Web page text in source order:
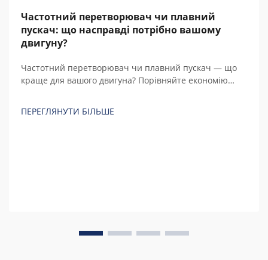
Частотний перетворювач чи плавний
пускач: що насправді потрібно вашому
двигуну?
Частотний перетворювач чи плавний пускач — що
краще для вашого двигуна? Порівняйте економію
розрахунками перед покупкою.
ПЕРЕГЛЯНУТИ БІЛЬШЕ